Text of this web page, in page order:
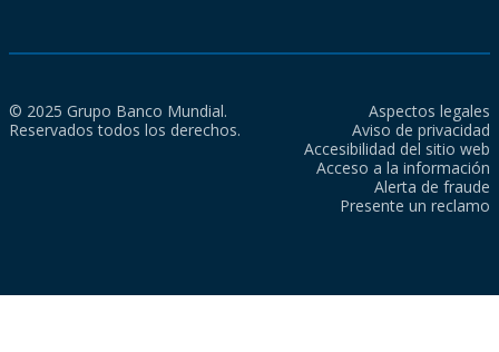
© 2025 Grupo Banco Mundial.
Reservados todos los derechos.
Aspectos legales
Aviso de privacidad
Accesibilidad del sitio web
Acceso a la información
Alerta de fraude
Presente un reclamo